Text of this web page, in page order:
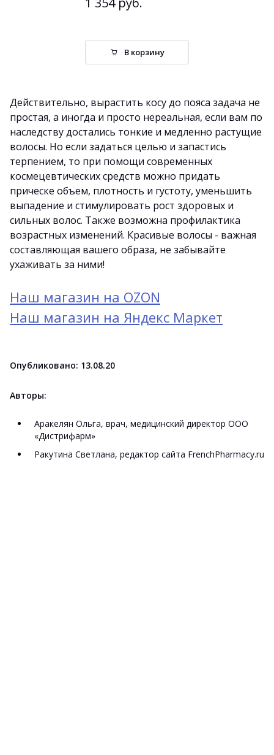
В корзину
Действительно, вырастить косу до пояса задача не
простая, а иногда и просто нереальная, если вам по
наследству достались тонкие и медленно растущие
волосы. Но если задаться целью и запастись
терпением, то при помощи современных
космецевтических средств можно придать
прическе объем, плотность и густоту, уменьшить
выпадение и стимулировать рост здоровых и
сильных волос. Также возможна профилактика
возрастных изменений. Красивые волосы - важная
составляющая вашего образа, не забывайте
ухаживать за ними!
Наш магазин на OZON
Наш магазин на Яндекс Маркет
Опубликовано: 13.08.20
Авторы:
Аракелян Ольга, врач, медицинский директор ООО
«Дистрифарм»
Ракутина Светлана, редактор сайта FrenchPharmacy.ru